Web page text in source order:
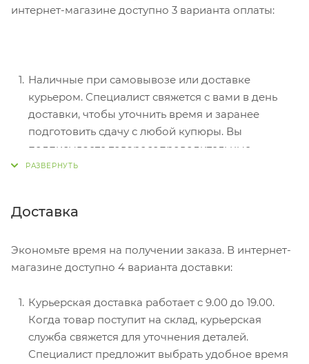
интернет-магазине доступно 3 варианта оплаты:
Наличные при самовывозе или доставке
курьером. Специалист свяжется с вами в день
доставки, чтобы уточнить время и заранее
подготовить сдачу с любой купюры. Вы
подписываете товаросопроводительные
документы, вносите денежные средства,
перенаправит вас на сервер системы ASSIST.
Здесь нужно ввести номер карты, срок действия
Электронные системы при онлайн-заказе:
PayPal, WebMoney и Яндекс.Деньги. Для
совершения покупки система перенаправит вас
Доставка
Экономьте время на получении заказа. В интернет-
магазине доступно 4 варианта доставки:
Курьерская доставка работает с 9.00 до 19.00.
Когда товар поступит на склад, курьерская
служба свяжется для уточнения деталей.
Специалист предложит выбрать удобное время